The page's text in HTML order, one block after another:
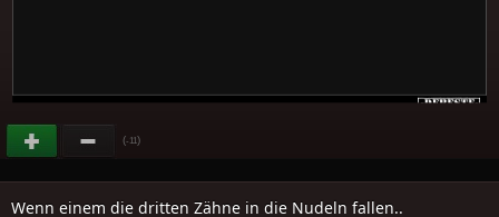
(-11)
Wenn einem die dritten Zähne in die Nudeln fallen..